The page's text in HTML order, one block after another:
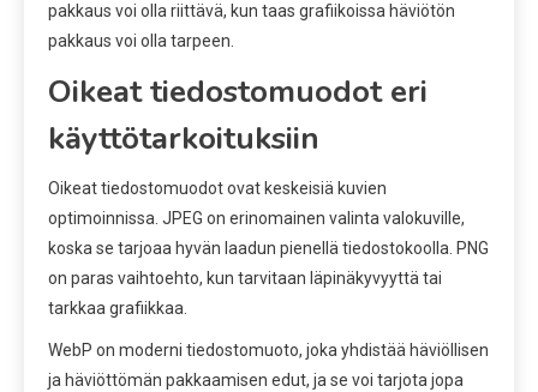
pakkaus voi olla riittävä, kun taas grafiikoissa häviötön
pakkaus voi olla tarpeen.
Oikeat tiedostomuodot eri
käyttötarkoituksiin
Oikeat tiedostomuodot ovat keskeisiä kuvien
optimoinnissa. JPEG on erinomainen valinta valokuville,
koska se tarjoaa hyvän laadun pienellä tiedostokoolla. PNG
on paras vaihtoehto, kun tarvitaan läpinäkyvyyttä tai
tarkkaa grafiikkaa.
WebP on moderni tiedostomuoto, joka yhdistää häviöllisen
ja häviöttömän pakkaamisen edut, ja se voi tarjota jopa